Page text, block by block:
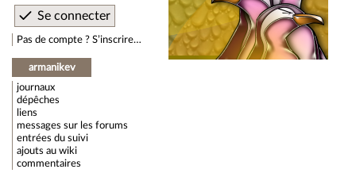
Pas de compte ? S’inscrire…
armanikev
journaux
dépêches
liens
messages sur les forums
entrées du suivi
ajouts au wiki
commentaires